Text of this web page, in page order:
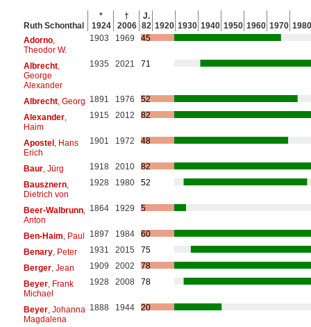
Ruth Schonthal
*
1924
†
2006
J.
82 1920 1930 1940 1950 1960 1970 1980
Adorno,
Theodor W.
1903 1969 45
Albrecht,
George
Alexander
1935 2021 71
Albrecht, Georg 1891 1976
52
Alexander,
Haim
1915 2012 82
Apostel, Hans
Erich
1901 1972 48
Baur, Jürg 1918 2010
82
Bausznern,
Dietrich von
1928 1980 52
Beer-Walbrunn,
Anton
1864 1929 5
Ben-Haim , Paul 1897 1984
60
Benary, Peter 1931 2015
75
Berger, Jean 1909 2002
78
Beyer, Frank
Michael
1928 2008 78
Beyer, Johanna
Magdalena
1888 1944 20